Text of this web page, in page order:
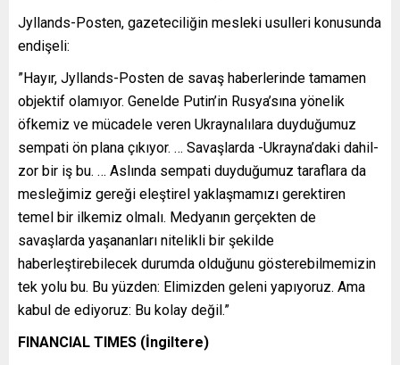
Jyllands-Posten, gazeteciliğin mesleki usulleri konusunda
endişeli:
”Hayır, Jyllands-Posten de savaş haberlerinde tamamen
objektif olamıyor. Genelde Putin’in Rusya’sına yönelik
öfkemiz ve mücadele veren Ukraynalılara duyduğumuz
sempati ön plana çıkıyor. … Savaşlarda -Ukrayna’daki dahil-
zor bir iş bu. … Aslında sempati duyduğumuz taraflara da
mesleğimiz gereği eleştirel yaklaşmamızı gerektiren
temel bir ilkemiz olmalı. Medyanın gerçekten de
savaşlarda yaşananları nitelikli bir şekilde
haberleştirebilecek durumda olduğunu gösterebilmemizin
tek yolu bu. Bu yüzden: Elimizden geleni yapıyoruz. Ama
kabul de ediyoruz: Bu kolay değil.”
FINANCIAL TIMES (İngiltere)